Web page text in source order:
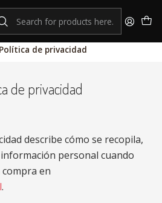
nuestros productos Hikvision
y Control de Accesos
Política de privacidad
de privacidad
describe cómo se recopila,
personal cuando
en
.